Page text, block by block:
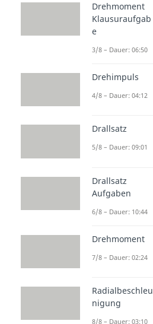
Drehmoment
Klausuraufgab
e
3/8 – Dauer: 06:50
Drehimpuls
4/8 – Dauer: 04:12
Drallsatz
5/8 – Dauer: 09:01
Drallsatz
Aufgaben
6/8 – Dauer: 10:44
Drehmoment
7/8 – Dauer: 02:24
Radialbeschleu
nigung
8/8 – Dauer: 03:10